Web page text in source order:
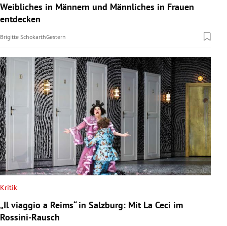
Weibliches in Männern und Männliches in Frauen
entdecken
Brigitte SchokarthGestern
Kritik
„Il viaggio a Reims“ in Salzburg: Mit La Ceci im
Rossini-Rausch